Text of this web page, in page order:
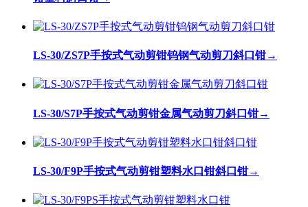
LS-30/ZS7P手按式气动剪钳钨钢气动剪刀斜口钳→
LS-30/S7P手按式气动剪钳金属气动剪刀斜口钳→
LS-30/F9P手按式气动剪钳塑料水口钳斜口钳→